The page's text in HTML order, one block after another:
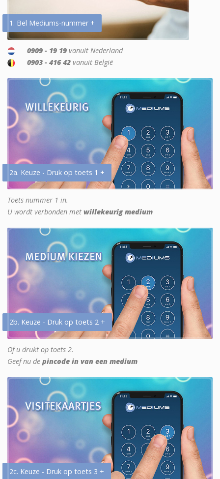
1. Bel Mediums-nummer +
0909 - 19 19 vanuit Nederland
0903 - 416 42 vanuit België
2a. Keuze - Druk op toets 1 +
Toets nummer 1 in.
U wordt verbonden met willekeurig medium
2b. Keuze - Druk op toets 2 +
Of u drukt op toets 2.
Geef nu de pincode in van een medium
2c. Keuze - Druk op toets 3 +